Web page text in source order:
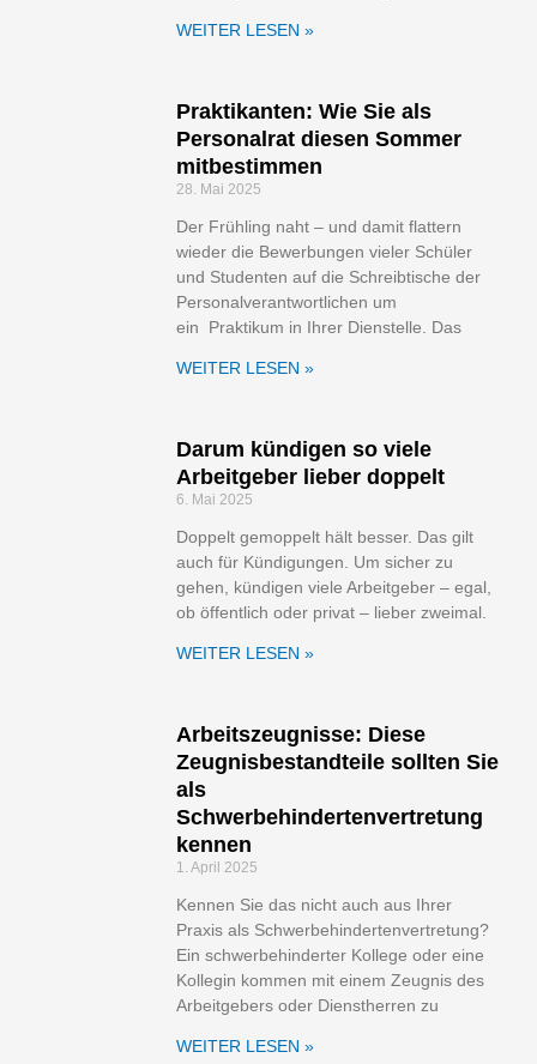
WEITER LESEN »
Praktikanten: Wie Sie als
Personalrat diesen Sommer
mitbestimmen
28. Mai 2025
Der Frühling naht – und damit flattern
wieder die Bewerbungen vieler Schüler
und Studenten auf die Schreibtische der
Personalverantwortlichen um
ein Praktikum in Ihrer Dienstelle. Das
WEITER LESEN »
Darum kündigen so viele
Arbeitgeber lieber doppelt
6. Mai 2025
Doppelt gemoppelt hält besser. Das gilt
auch für Kündigungen. Um sicher zu
gehen, kündigen viele Arbeitgeber – egal,
ob öffentlich oder privat – lieber zweimal.
WEITER LESEN »
Arbeitszeugnisse: Diese
Zeugnisbestandteile sollten Sie
als
Schwerbehindertenvertretung
kennen
1. April 2025
Kennen Sie das nicht auch aus Ihrer
Praxis als Schwerbehindertenvertretung?
Ein schwerbehinderter Kollege oder eine
Kollegin kommen mit einem Zeugnis des
Arbeitgebers oder Dienstherren zu
WEITER LESEN »